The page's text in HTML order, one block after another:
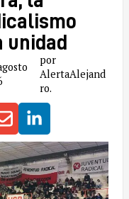
por
AlertaAlejand
ro.